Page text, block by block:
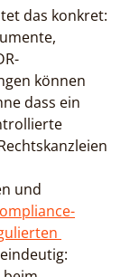
das konkret:
können
dass ein
und